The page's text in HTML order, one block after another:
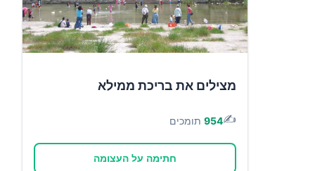
מצילים את בריכת ממילא
✍️
954 תומכים
חתימה על העצומה